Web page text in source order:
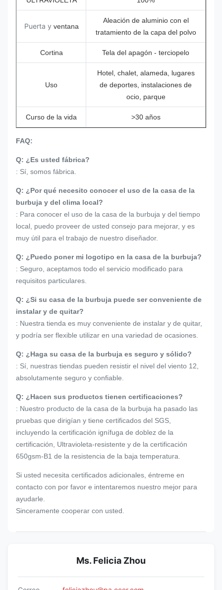
Puerta y ventana
Aleación de aluminio con el
tratamiento de la capa del polvo
Cortina Tela del apagón - terciopelo
Uso
Hotel, chalet, alameda, lugares
de deportes, instalaciones de
ocio, parque
Curso de la vida >30 años
FAQ:
Q: ¿Es usted fábrica?
: Sí, somos fábrica.
Q: ¿Por qué necesito conocer el uso de la casa de la
burbuja y del clima local?
: Para conocer el uso de la casa de la burbuja y del tiempo
local, puedo proveer de usted consejo para mejorar, y es
muy útil para el trabajo de nuestro diseñador.
Q: ¿Puedo poner mi logotipo en la casa de la burbuja?
: Seguro, aceptamos todo el servicio modificado para
requisitos particulares.
Q: ¿Si su casa de la burbuja puede ser conveniente de
instalar y de quitar?
: Nuestra tienda es muy conveniente de instalar y de quitar,
y podría ser flexible utilizar en una variedad de ocasiones.
Q: ¿Haga su casa de la burbuja es seguro y sólido?
: Sí, nuestras tiendas pueden resistir el nivel del viento 12,
absolutamente seguro y confiable.
Q: ¿Hacen sus productos tienen certificaciones?
: Nuestro producto de la casa de la burbuja ha pasado las
pruebas que dirigían y tiene certificados del SGS,
incluyendo la certificación ignífuga de doblez de la
certificación, Ultravioleta-resistente y de la certificación
650gsm-B1 de la resistencia de la baja temperatura.
Si usted necesita certificados adicionales, éntreme en
contacto con por favor e intentaremos nuestro mejor para
ayudarle.
Sinceramente cooperar con usted.
Ms. Felicia Zhou